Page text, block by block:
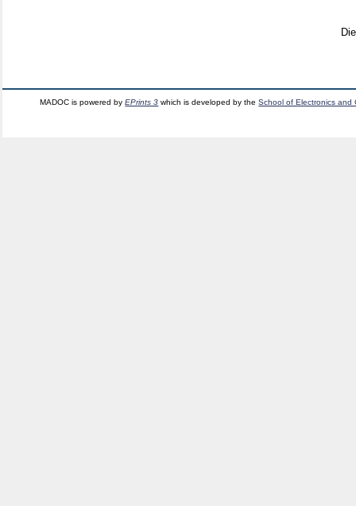
MADOC is powered byEPrints 3 which is developed by theSchool of Electronics and